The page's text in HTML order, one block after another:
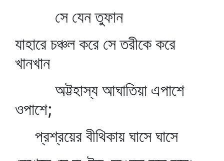
সে যেন তুফান
যাহারে চঞ্চল করে সে তরীকে করে
খানখান
অট্টহাস্য আঘাতিয়া এপাশে
ওপাশে;
প্রশ্রয়ের বীথিকায় ঘাসে ঘাসে